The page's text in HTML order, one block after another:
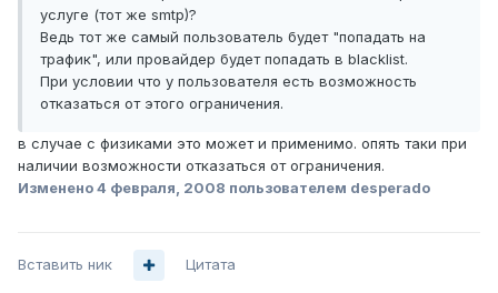
услуге (тот же smtp)?
Ведь тот же самый пользователь будет "попадать на
трафик", или провайдер будет попадать в blacklist.
При условии что у пользователя есть возможность
отказаться от этого ограничения.
в случае с физиками это может и применимо. опять таки при
наличии возможности отказаться от ограничения.
Изменено4 февраля, 2008 пользователем desperado
Вставить ник Цитата